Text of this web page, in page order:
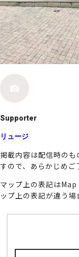
b
o
o
k
Supporter
リュージ
掲載内容は配信時の
すので、あらかじめご
マップ上の表記は
ップ上の表記が違う場